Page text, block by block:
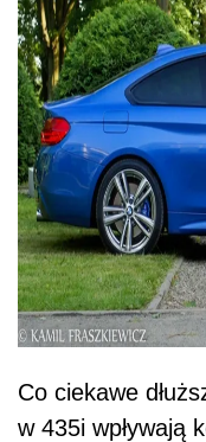
Co ciekawe
w 435i wpływają